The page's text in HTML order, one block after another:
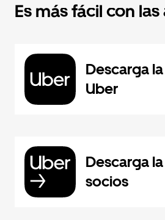
Es más fácil con
Descarga
Uber
Descarga
socios